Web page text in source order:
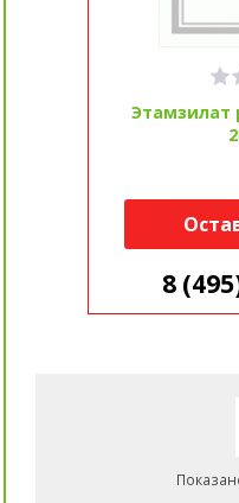
Этамзилат
8